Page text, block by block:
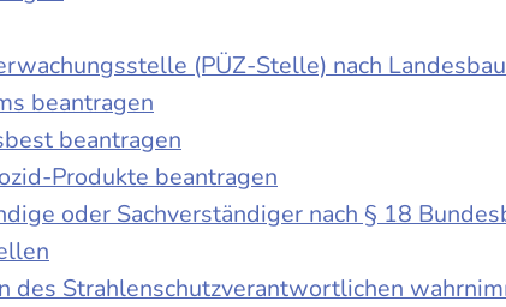
(PÜZ-Stelle) nach
beantragen
beantragen
Produkte beantragen
oder Sachverständiger nach § 18
des Strahlenschutzverantwortlichen